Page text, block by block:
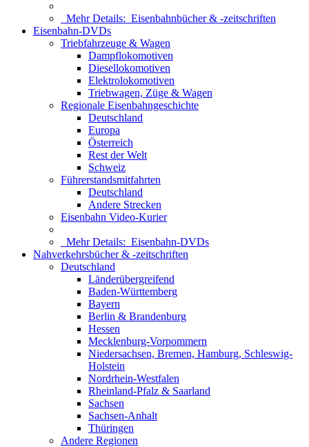
Mehr Details: Eisenbahnbücher & -zeitschriften
Eisenbahn-DVDs
Triebfahrzeuge & Wagen
Dampflokomotiven
Diesellokomotiven
Elektrolokomotiven
Triebwagen, Züge & Wagen
Regionale Eisenbahngeschichte
Deutschland
Europa
Österreich
Rest der Welt
Schweiz
Führerstandsmitfahrten
Deutschland
Andere Strecken
Eisenbahn Video-Kurier
Mehr Details: Eisenbahn-DVDs
Nahverkehrsbücher & -zeitschriften
Deutschland
Länderübergreifend
Baden-Württemberg
Bayern
Berlin & Brandenburg
Hessen
Mecklenburg-Vorpommern
Niedersachsen, Bremen, Hamburg, Schleswig-
Holstein
Nordrhein-Westfalen
Rheinland-Pfalz & Saarland
Sachsen
Sachsen-Anhalt
Thüringen
Andere Regionen